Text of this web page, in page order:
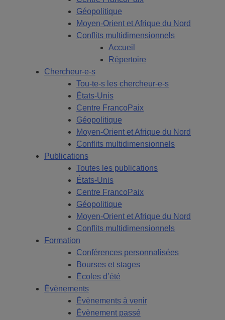
Géopolitique
Moyen-Orient et Afrique du Nord
Conflits multidimensionnels
Accueil
Répertoire
Chercheur-e-s
Tou-te-s les chercheur-e-s
États-Unis
Centre FrancoPaix
Géopolitique
Moyen-Orient et Afrique du Nord
Conflits multidimensionnels
Publications
Toutes les publications
États-Unis
Centre FrancoPaix
Géopolitique
Moyen-Orient et Afrique du Nord
Conflits multidimensionnels
Formation
Conférences personnalisées
Bourses et stages
Écoles d’été
Évènements
Évènements à venir
Évènement passé